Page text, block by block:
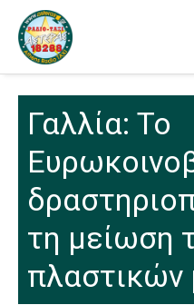
Γαλλία: Το
τη μείωση
πλαστικών